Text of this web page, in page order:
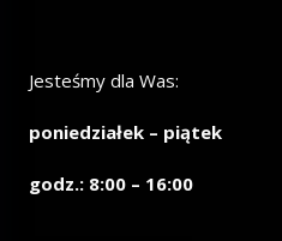
Jesteśmy dla Was:
poniedziałek – piątek
godz.: 8:00 – 16:00